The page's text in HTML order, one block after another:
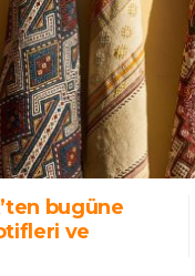
bugüne
ve